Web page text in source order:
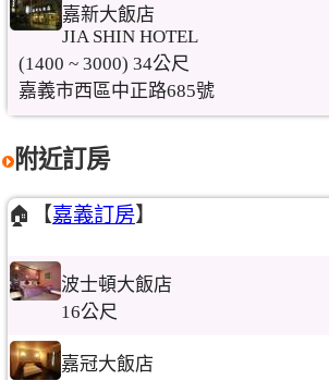
嘉新大飯店
JIA SHIN HOTEL
(1400 ~ 3000) 34公尺
嘉義市西區中正路685號
附近訂房
🏠【嘉義訂房】
波士頓大飯店
16公尺
嘉冠大飯店